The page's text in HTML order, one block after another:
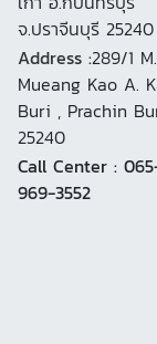
จ.ปราจีนบุรี 25240
Address :289/1
Mueang Kao A.
Buri , Prachin
25240
Call Center :
969-3552